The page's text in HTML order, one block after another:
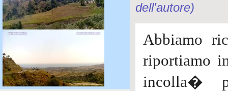
dell'autore)
Abbiamo
riportiamo
incolla�